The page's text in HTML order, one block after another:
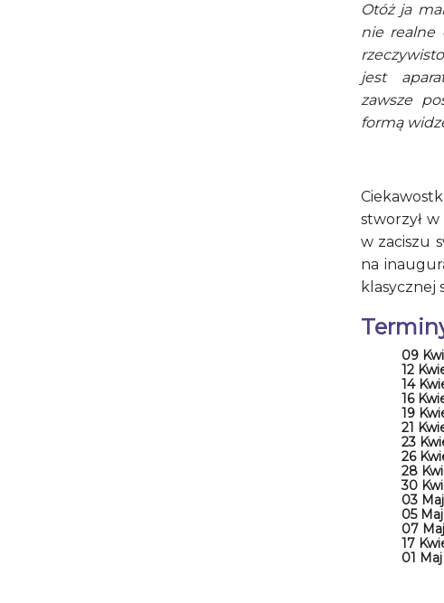
Otóż ja
nie realne
jest
zawsze
formą
stworzył
w zaciszu
na
klasycznej
09
12
14
16
19
21
23
26
28
30
03
05
07
17
01